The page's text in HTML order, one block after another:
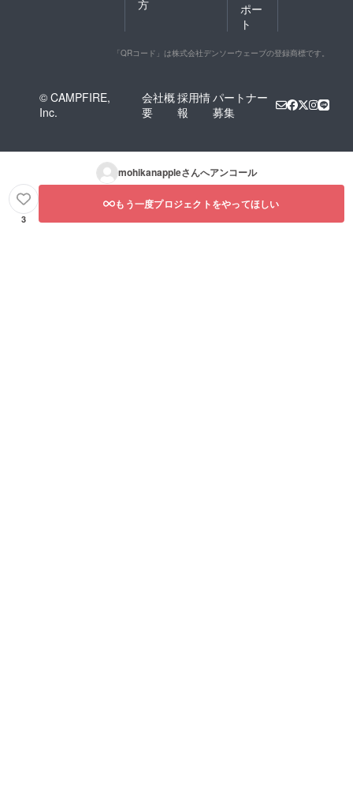
方
ポー
ト
「QRコード」は株式会社デンソーウェーブの登録商標です。
© CAMPFIRE,
Inc.
会社概
要
採用情
報
パートナー
募集
mohikanappleさんへアンコール
3
もう一度プロジェクトをやってほしい